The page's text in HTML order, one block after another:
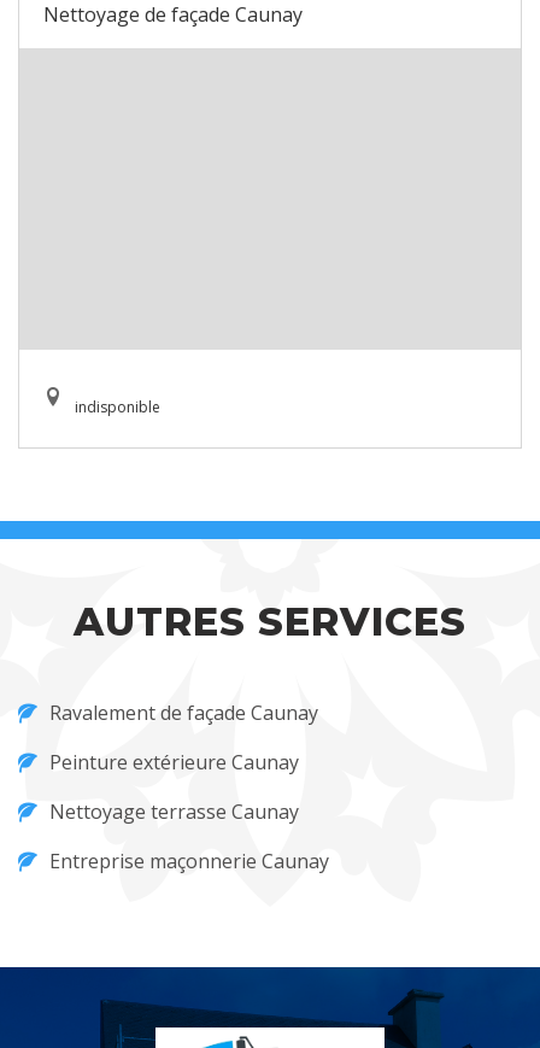
Nettoyage de façade Caunay
indisponible
AUTRES SERVICES
Ravalement de façade Caunay
Peinture extérieure Caunay
Nettoyage terrasse Caunay
Entreprise maçonnerie Caunay